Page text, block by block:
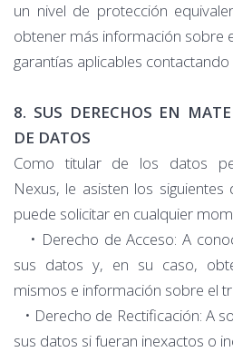
un nivel de protección
obtener más información sobre
garantías aplicables
8. SUS DERECHOS EN
DE DATOS
Como titular de los datos
Nexus, le asisten los
puede solicitar en cualquier
• Derecho de Acceso: A
sus datos y, en su caso,
mismos e información sobre el
• Derecho de Rectificación: A
sus datos si fueran inexactos o